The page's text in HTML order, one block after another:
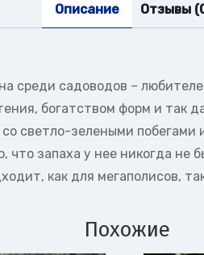
Описание Отзывы
среди садоводов –
богатством форм и так
светло-зелеными
что запаха у нее никогда
как для мегаполисов,
Похожие